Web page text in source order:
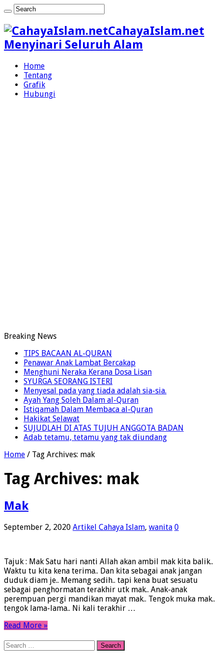
CahayaIslam.net
Menyinari Seluruh Alam
Home
Tentang
Grafik
Hubungi
Breaking News
TIPS BACAAN AL-QURAN
Penawar Anak Lambat Bercakap
Menghuni Neraka Kerana Dosa Lisan
SYURGA SEORANG ISTERI
Menyesal pada yang tiada adalah sia-sia.
Ayah Yang Soleh Dalam al-Quran
Istiqamah Dalam Membaca al-Quran
Hakikat Selawat
SUJUDLAH DI ATAS TUJUH ANGGOTA BADAN
Adab tetamu, tetamu yang tak diundang
Home / Tag Archives: mak
Tag Archives: mak
Mak
September 2, 2020 Artikel Cahaya Islam, wanita 0
Tajuk : Mak Satu hari nanti Allah akan ambil mak kita balik..
Waktu tu kita kena terima.. Dan kita sebagai anak jangan
duduk diam je.. Memang sedih.. tapi kena buat sesuatu
sebagai penghormatan terakhir utk mak.. Anak-anak
perempuan pergi mandikan mayat mak.. Tengok muka mak..
tengok lama-lama.. Ni kali terakhir …
Read More »
Search
for: